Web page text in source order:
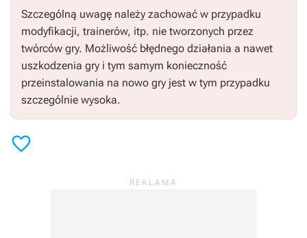
Szczególną uwagę należy zachować w przypadku
modyfikacji, trainerów, itp. nie tworzonych przez
twórców gry. Możliwość błędnego działania a nawet
uszkodzenia gry i tym samym konieczność
przeinstalowania na nowo gry jest w tym przypadku
szczególnie wysoka.
